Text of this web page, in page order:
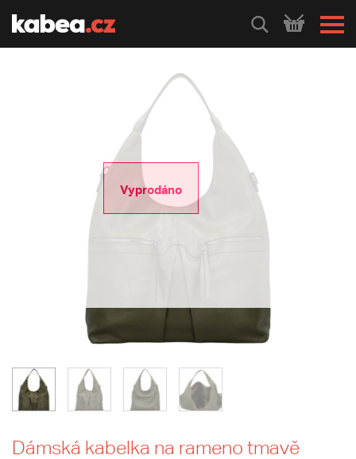
HLEDEJ
Vyprodáno
Dámská kabelka na rameno tmavě